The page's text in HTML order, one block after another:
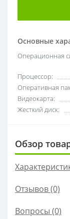
Основные
Операционная
Процессор:
Оперативная
Видеокарта:
Жесткий диск:
Обзор
Отзывов (0)
Вопросы (0)